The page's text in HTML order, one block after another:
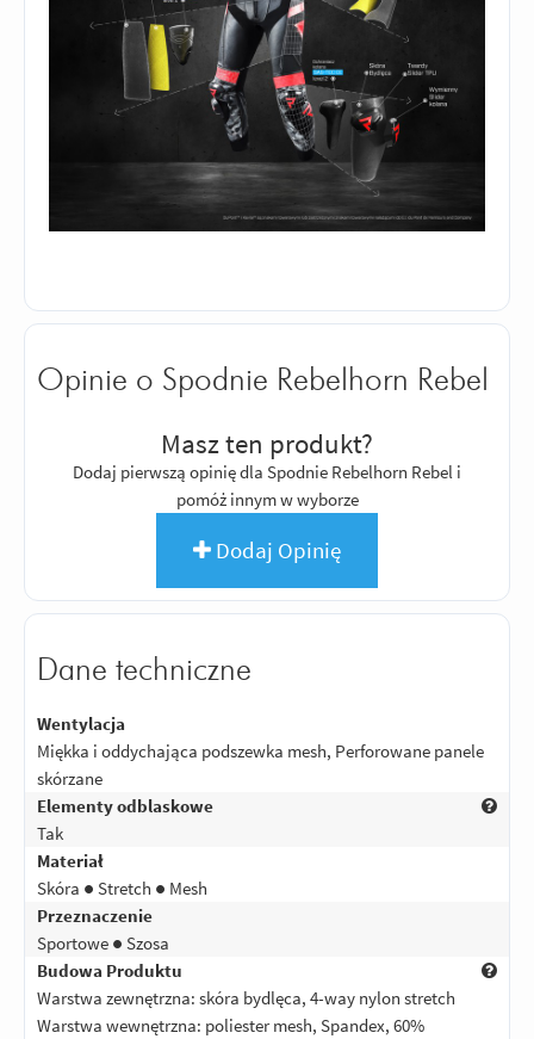
Opinie o Spodnie Rebelhorn Rebel
Masz ten produkt?
Dodaj pierwszą opinię dla Spodnie Rebelhorn Rebel i
pomóż innym w wyborze
Dodaj Opinię
Dane techniczne
Wentylacja
Miękka i oddychająca podszewka mesh, Perforowane panele
skórzane
Elementy odblaskowe
Tak
Materiał
Skóra ● Stretch ● Mesh
Przeznaczenie
Sportowe ● Szosa
Budowa Produktu
Warstwa zewnętrzna: skóra bydlęca, 4-way nylon stretch
Warstwa wewnętrzna: poliester mesh, Spandex, 60%